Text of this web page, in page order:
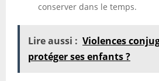
conserver dans le temps.
Lire aussi : Violences
protéger ses enfants ?